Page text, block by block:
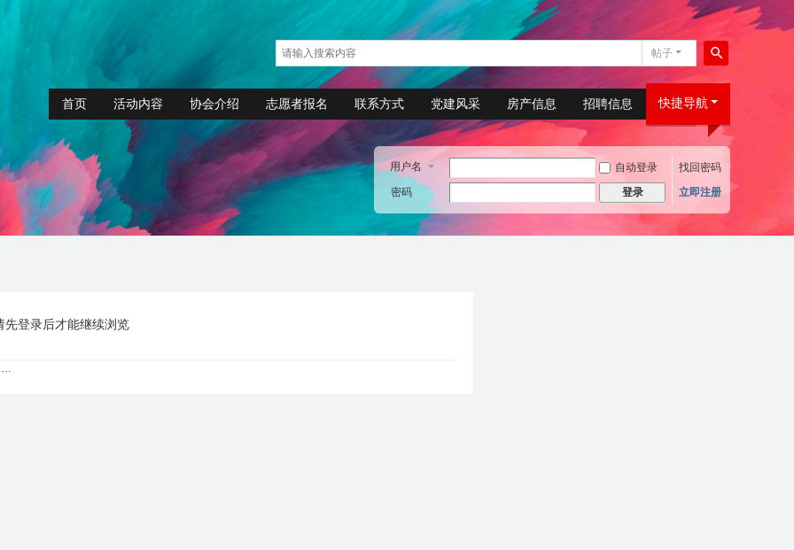
帖子
搜
索
快捷导航
首页 活动内容 协会介绍 志愿者报名 联系方式 党建风采 房产信息 招聘信息
用户名 自动登录
找回密码
密码
登录 立即注册
先登录后才能继续浏览